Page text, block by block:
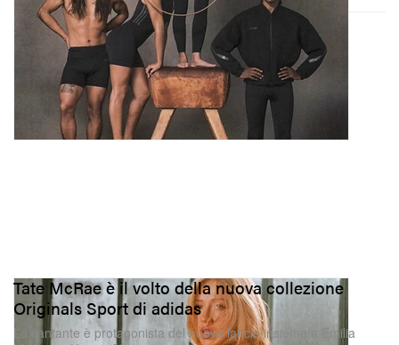
Tate McRae è il volto della nuova collezione
Originals Sport di adidas
La cantante è protagonista del nuovo lancio insieme a Emilia